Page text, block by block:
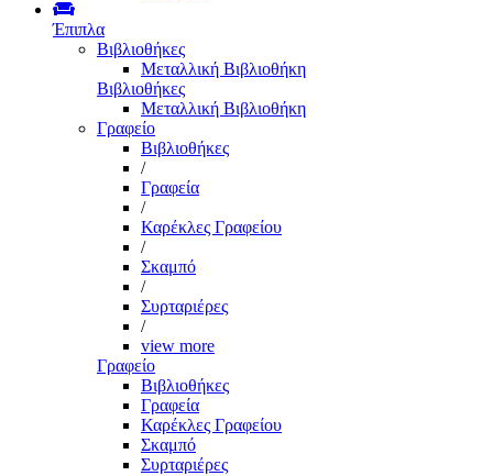
Έπιπλα
Βιβλιοθήκες
Μεταλλική Βιβλιοθήκη
Βιβλιοθήκες
Μεταλλική Βιβλιοθήκη
Γραφείο
Βιβλιοθήκες
/
Γραφεία
/
Καρέκλες Γραφείου
/
Σκαμπό
/
Συρταριέρες
/
view more
Γραφείο
Βιβλιοθήκες
Γραφεία
Καρέκλες Γραφείου
Σκαμπό
Συρταριέρες